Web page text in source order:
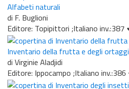
Alfabeti naturali
di F. Buglioni
Editore: Topipittori ;Italiano inv.:387
Inventario della frutta e degli ortaggi
di Virginie Aladjidi
Editore: Ippocampo ;Italiano inv.:386